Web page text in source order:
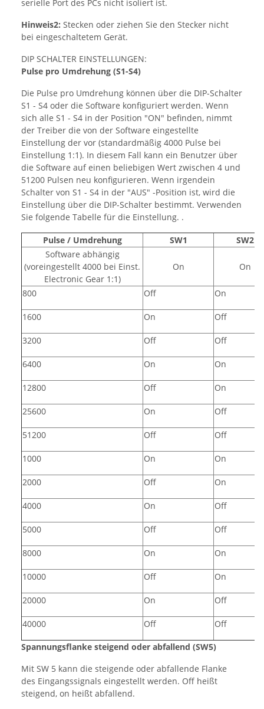
serielle Port des PCs nicht isoliert ist.
Hinweis2: Stecken oder ziehen Sie den Stecker nicht
bei eingeschaltetem Gerät.
DIP SCHALTER EINSTELLUNGEN:
Pulse pro Umdrehung (S1-S4)
Die Pulse pro Umdrehung können über die DIP-Schalter
S1 - S4 oder die Software konfiguriert werden. Wenn
sich alle S1 - S4 in der Position "ON" befinden, nimmt
der Treiber die von der Software eingestellte
Einstellung der vor (standardmäßig 4000 Pulse bei
Einstellung 1:1). In diesem Fall kann ein Benutzer über
die Software auf einen beliebigen Wert zwischen 4 und
51200 Pulsen neu konfigurieren. Wenn irgendein
Schalter von S1 - S4 in der "AUS" -Position ist, wird die
Einstellung über die DIP-Schalter bestimmt. Verwenden
Sie folgende Tabelle für die Einstellung. .
Pulse / Umdrehung SW1
SW2
Software abhängig
(voreingestellt 4000 bei Einst.
Electronic Gear 1:1)
On On
800 Off On
1600 On Off
3200 Off Off
6400 On On
12800 Off On
25600 On Off
51200 Off Off
1000 On On
2000 Off On
4000 On Off
5000 Off Off
8000 On On
10000 Off On
20000 On Off
40000 Off Off
Spannungsflanke steigend oder abfallend (SW5)
Mit SW 5 kann die steigende oder abfallende Flanke
des Eingangssignals eingestellt werden. Off heißt
steigend, on heißt abfallend.